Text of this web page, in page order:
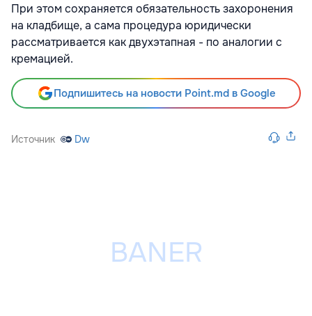
При этом сохраняется обязательность захоронения
на кладбище, а сама процедура юридически
рассматривается как двухэтапная - по аналогии с
кремацией.
Подпишитесь на новости Point.md в Google
Источник Dw